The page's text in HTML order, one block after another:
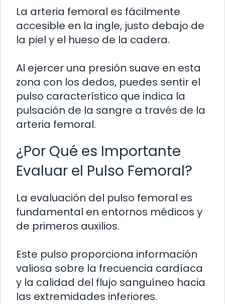
La arteria femoral es fácilmente
accesible en la ingle, justo debajo de
la piel y el hueso de la cadera.
Al ejercer una presión suave en esta
zona con los dedos, puedes sentir el
pulso característico que indica la
pulsación de la sangre a través de la
arteria femoral.
¿Por Qué es Importante
Evaluar el Pulso Femoral?
La evaluación del pulso femoral es
fundamental en entornos médicos y
de primeros auxilios.
Este pulso proporciona información
valiosa sobre la frecuencia cardíaca
y la calidad del flujo sanguíneo hacia
las extremidades inferiores.